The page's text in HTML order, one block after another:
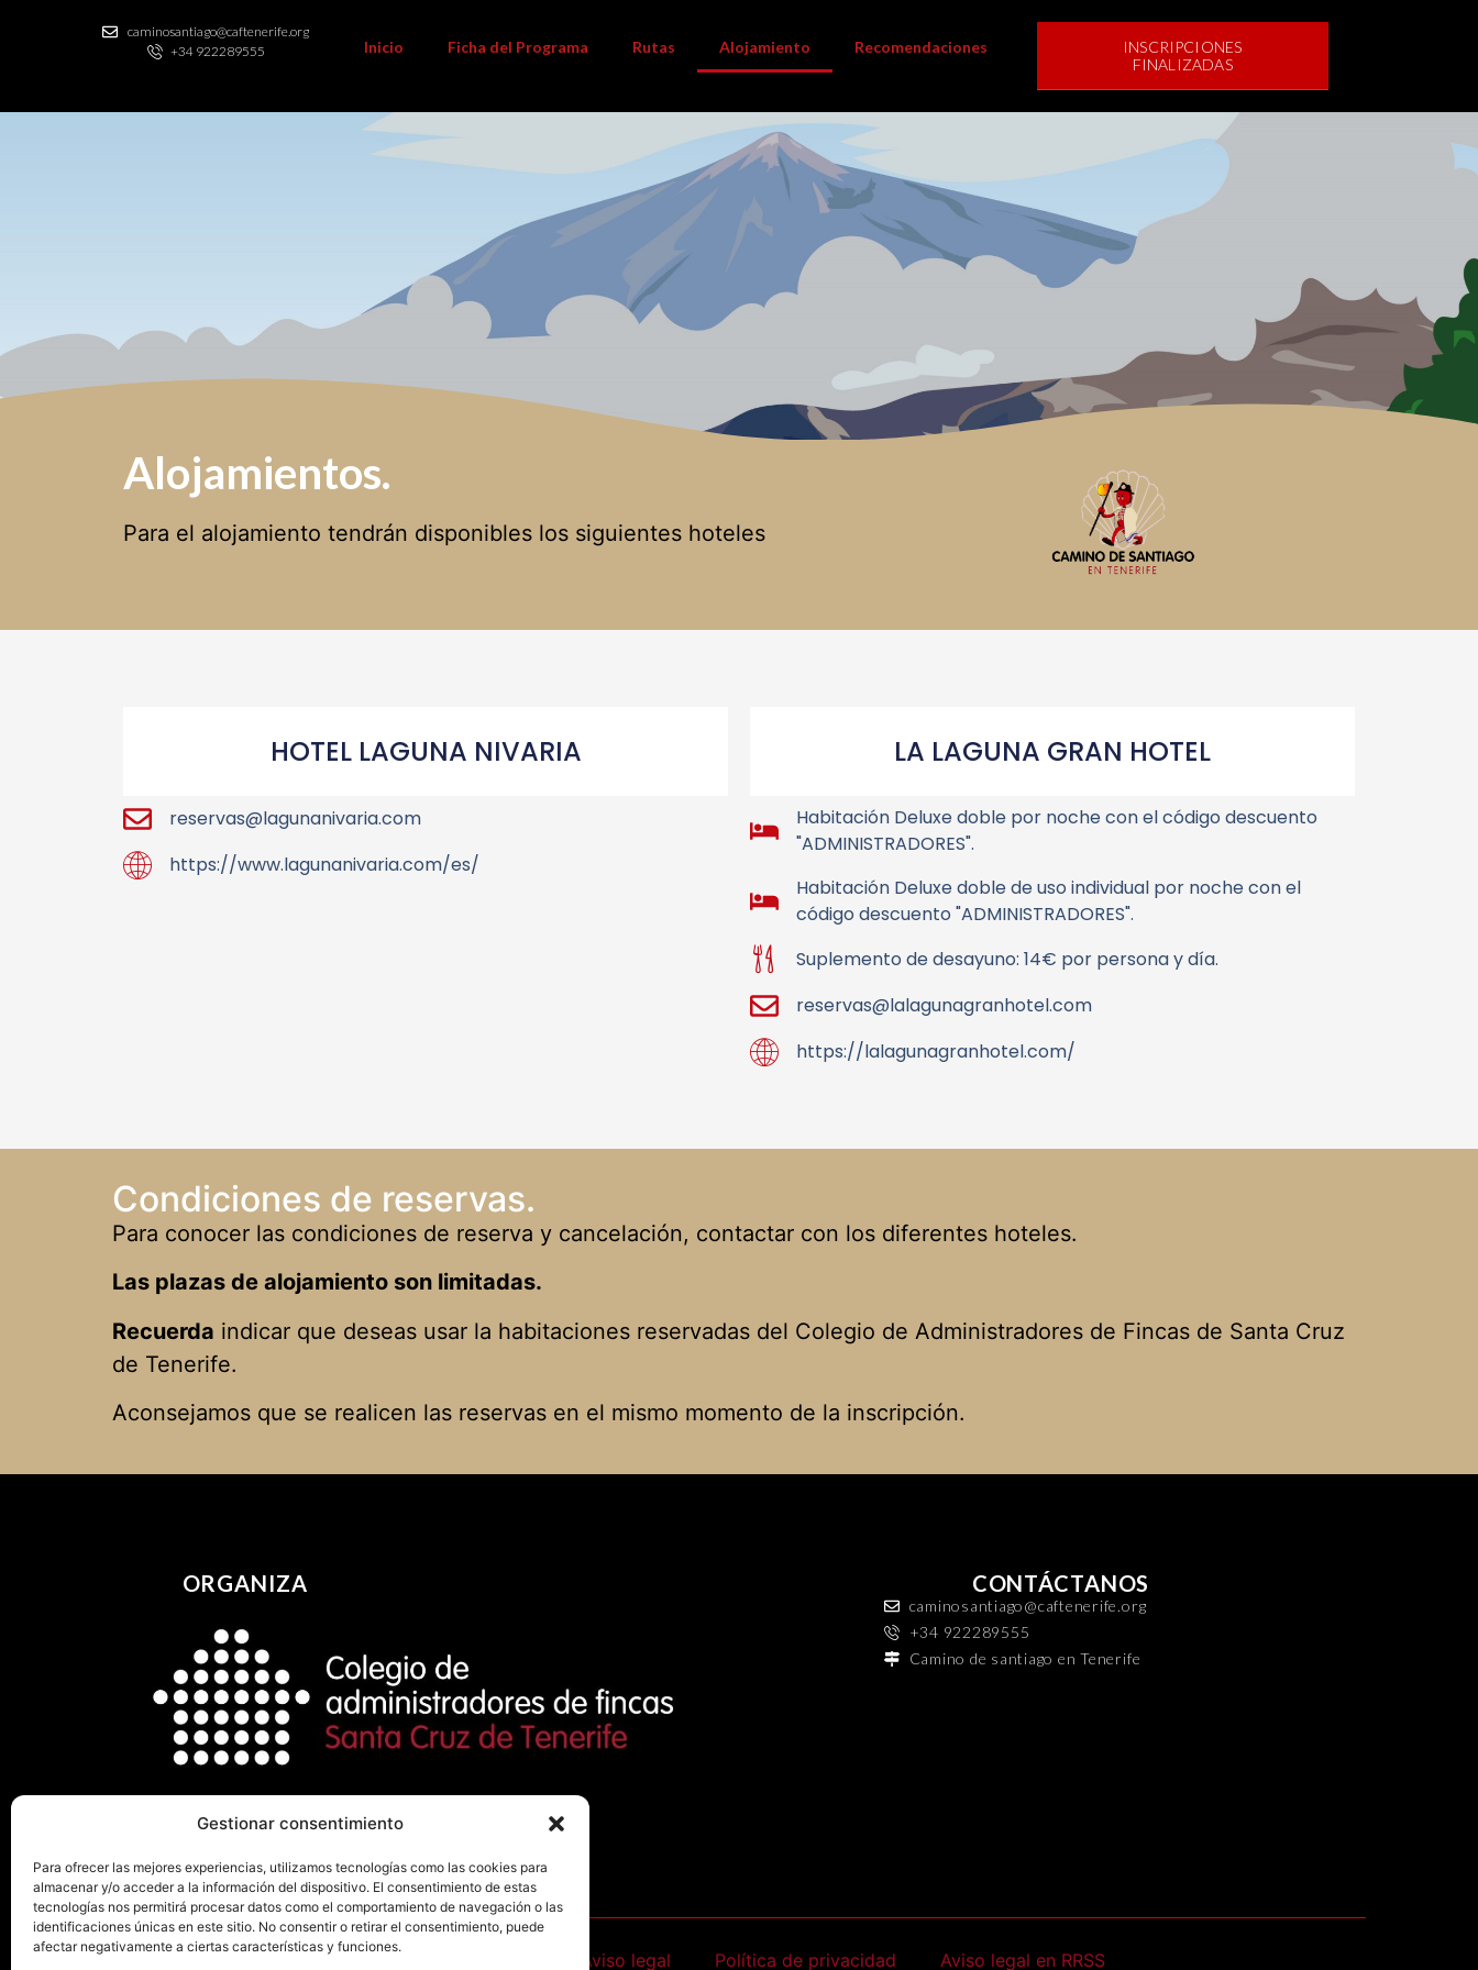
Gestionar consentimiento
Para ofrecer las mejores experiencias, utilizamos tecnologías como las cookies para
almacenar y/o acceder a la información del dispositivo. El consentimiento de estas
tecnologías nos permitirá procesar datos como el comportamiento de navegación o las
identificaciones únicas en este sitio. No consentir o retirar el consentimiento, puede
afectar negativamente a ciertas características y funciones.
caminosantiago@caftenerife.org
+34 922289555
Inicio Ficha del Programa Rutas Alojamiento Recomendaciones
INSCRIPCIONES
FINALIZADAS
Alojamientos.
Para el alojamiento tendrán disponibles los siguientes hoteles
HOTEL LAGUNA NIVARIA
reservas@lagunanivaria.com
https://www.lagunanivaria.com/es/
LA LAGUNA GRAN HOTEL
Habitación Deluxe doble por noche con el código descuento
"ADMINISTRADORES".
Habitación Deluxe doble de uso individual por noche con el
código descuento "ADMINISTRADORES".
Suplemento de desayuno: 14€ por persona y día.
reservas@lalagunagranhotel.com
https://lalagunagranhotel.com/
Condiciones de reservas.
Para conocer las condiciones de reserva y cancelación, contactar con los diferentes hoteles.
Las plazas de alojamiento son limitadas.
Recuerda indicar que deseas usar la habitaciones reservadas del Colegio de Administradores de Fincas de Santa Cruz
de Tenerife.
Aconsejamos que se realicen las reservas en el mismo momento de la inscripción.
ORGANIZA CONTÁCTANOS
caminosantiago@caftenerife.org
+34 922289555
Camino de santiago en Tenerife
Aviso legal Política de privacidad Aviso legal en RRSS